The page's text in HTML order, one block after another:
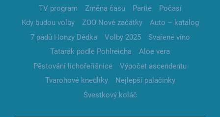
TV program
Změna času Partie
Počasí
Kdy budou volby
ZOO Nové začátky
Auto – katalog
7 pádů Honzy Dědka
Volby 2025
Svařené víno
Tatarák podle Pohlreicha
Aloe vera
Pěstování lichořeřišnice
Výpočet ascendentu
Tvarohové knedlíky
Nejlepší palačinky
Švestkový koláč